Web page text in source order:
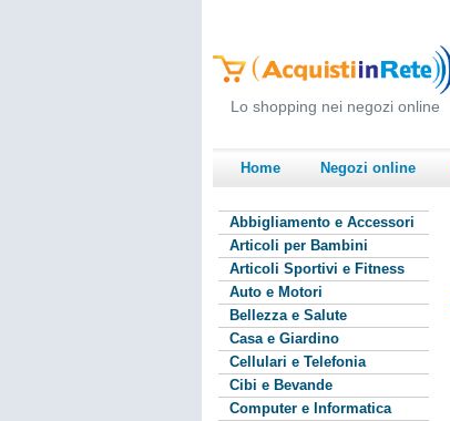
Lo shopping nei negozi online
Home Negozi online
Abbigliamento e Accessori
Articoli per Bambini
Articoli Sportivi e Fitness
Auto e Motori
Bellezza e Salute
Casa e Giardino
Cellulari e Telefonia
Cibi e Bevande
Computer e Informatica